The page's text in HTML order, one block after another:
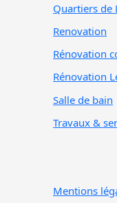
Quartiers de
Renovation
Rénovation
Rénovation
Salle de bain
Travaux &
Mentions